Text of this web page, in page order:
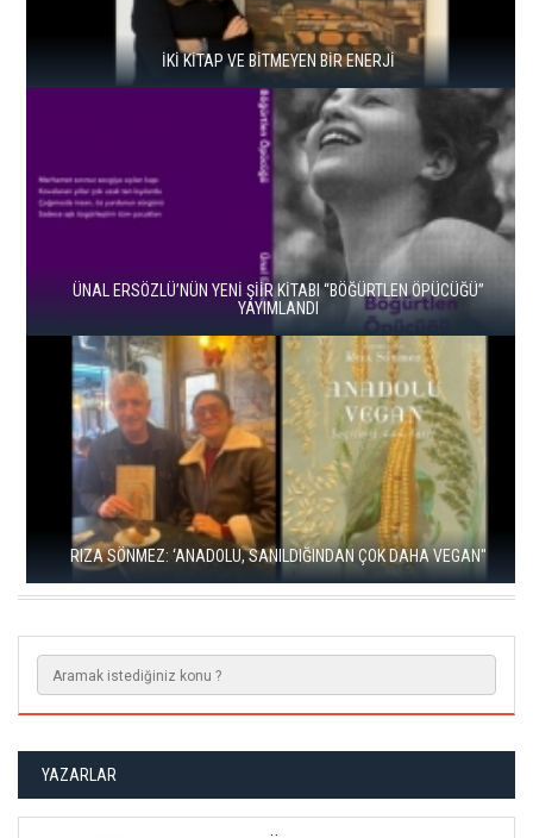
İKİ KİTAP VE BİTMEYEN BİR ENERJİ
ÜNAL ERSÖZLÜ’NÜN YENİ ŞİİR KİTABI “BÖĞÜRTLEN ÖPÜCÜĞÜ”
YAYIMLANDI
RIZA SÖNMEZ: ‘ANADOLU, SANILDIĞINDAN ÇOK DAHA VEGAN"
YAZARLAR